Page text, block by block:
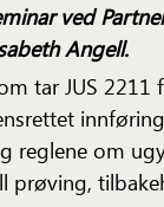
ved
Angell.
tar JUS 2211
reglene om
prøving,